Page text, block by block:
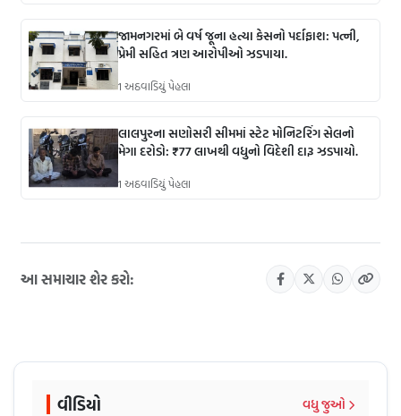
જામનગરમાં બે વર્ષ જૂના હત્યા કેસનો પર્દાફાશ: પત્ની,
પ્રેમી સહિત ત્રણ આરોપીઓ ઝડપાયા.
1 અઠવાડિયું પેહલા
લાલપુરના સણોસરી સીમમાં સ્ટેટ મોનિટરિંગ સેલનો
મેગા દરોડો: ₹77 લાખથી વધુનો વિદેશી દારૂ ઝડપાયો.
1 અઠવાડિયું પેહલા
આ સમાચાર શેર કરો:
વીડિયો વધુ જુઓ